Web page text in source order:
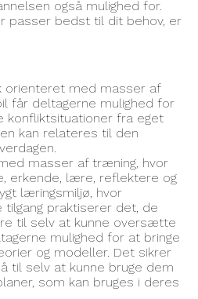
også mulighed for.
passer bedst til dit behov, er
orienteret med masser af
får deltagerne mulighed for
konfliktsituationer fra eget
kan relateres til den
masser af træning, hvor
erkende, lære, reflektere og
læringsmiljø, hvor
tilgang praktiserer det, de
til selv at kunne oversætte
mulighed for at bringe
og modeller. Det sikrer
til selv at kunne bruge dem
som kan bruges i deres